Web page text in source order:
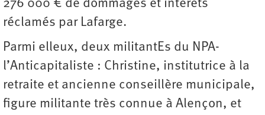
276 000 € de dommages et intérêts
réclamés par Lafarge.
Parmi elleux, deux militantEs du NPA-
l’Anticapitaliste : Christine, institutrice à la
retraite et ancienne conseillère municipale,
figure militante très connue à Alençon, et